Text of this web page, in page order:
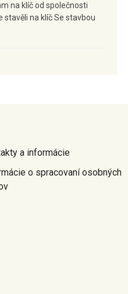
na klíč od společnosti
stavěli na klíč Se stavbou
a informácie
o spracovaní osobných